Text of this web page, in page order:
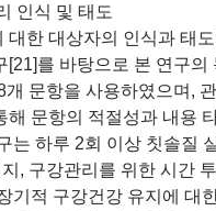
인식 및 태도
대한 대상자의 인식과 태
[21]를 바탕으로 본 연구의
개 문항을 사용하였으며,
해 문항의 적절성과 내용
는 하루 2회 이상 칫솔질
, 구강관리를 위한 시간
기적 구강건강 유지에 대